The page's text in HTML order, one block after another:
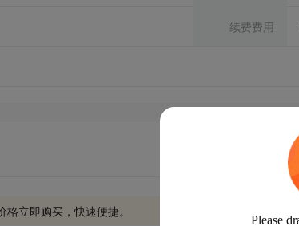
续费费用
立即购买，快速便捷。